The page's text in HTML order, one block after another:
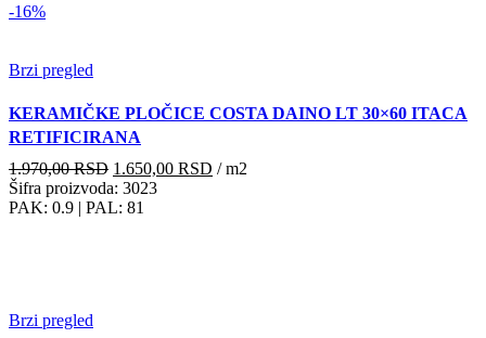
-16%
Brzi pregled
KERAMIČKE PLOČICE COSTA DAINO LT 30×60 ITACA
RETIFICIRANA
1.970,00RSD Originalna
cena
je
1.650,00 RSD Trenutna
/ m2
Šifra proizvoda: 3023
PAK: 0.9 | PAL: 81
Brzi pregled